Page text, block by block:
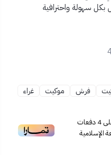
بكل سهولة واحترافية
لتثبيت الموكيت والفينيل
دون أن تترك رواسب مزعجة أو
أثناء التركيب
فرش موكيت غراء
4دفعات
الإسلامية